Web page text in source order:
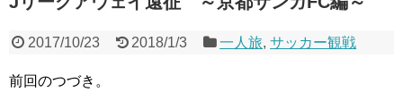
2017/10/23 2018/1/3 一人旅,サッカー観戦
前回のつづき。